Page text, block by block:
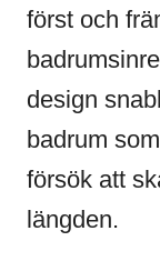
först och
design
badrum
försök att
längden.